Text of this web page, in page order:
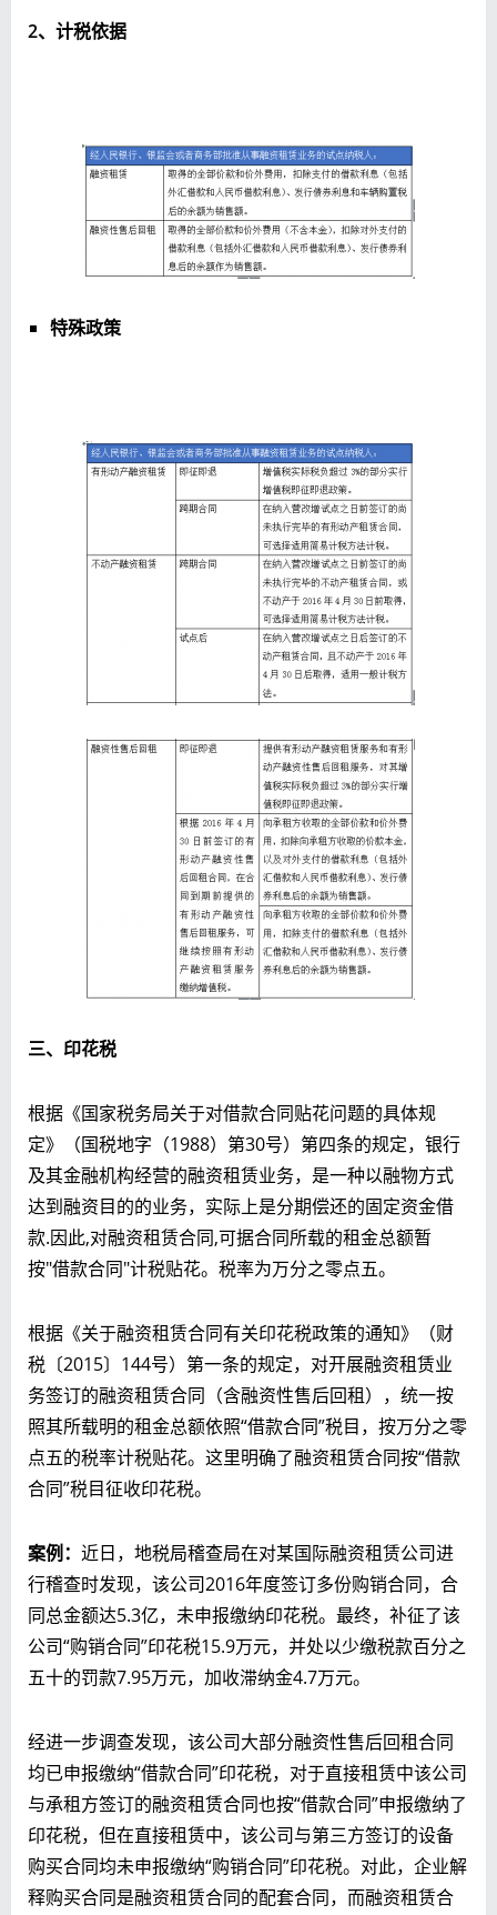
2、计税依据
特殊政策
三、印花税
根据《国家税务局关于对借款合同贴花问题的具体规
定》（国税地字（1988）第30号）第四条的规定，银行
及其金融机构经营的融资租赁业务，是一种以融物方式
达到融资目的的业务，实际上是分期偿还的固定资金借
款.因此,对融资租赁合同,可据合同所载的租金总额暂
按"借款合同"计税贴花。税率为万分之零点五。
根据《关于融资租赁合同有关印花税政策的通知》（财
税〔2015〕144号）第一条的规定，对开展融资租赁业
务签订的融资租赁合同（含融资性售后回租），统一按
照其所载明的租金总额依照“借款合同”税目，按万分之零
点五的税率计税贴花。这里明确了融资租赁合同按“借款
合同”税目征收印花税。
案例： 近日，地税局稽查局在对某国际融资租赁公司进
行稽查时发现，该公司2016年度签订多份购销合同，合
同总金额达5.3亿，未申报缴纳印花税。最终，补征了该
公司“购销合同”印花税15.9万元，并处以少缴税款百分之
五十的罚款7.95万元，加收滞纳金4.7万元。
经进一步调查发现，该公司大部分融资性售后回租合同
均已申报缴纳“借款合同”印花税，对于直接租赁中该公司
与承租方签订的融资租赁合同也按“借款合同”申报缴纳了
印花税，但在直接租赁中，该公司与第三方签订的设备
购买合同均未申报缴纳“购销合同”印花税。对此，企业解
释购买合同是融资租赁合同的配套合同，而融资租赁合